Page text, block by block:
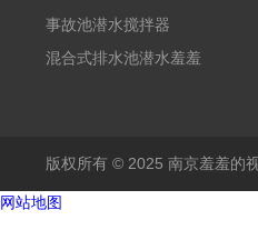
事故池潜水搅拌器
混合式排水池潜水羞羞
版权所有 © 2025 南京羞羞的
网站地图